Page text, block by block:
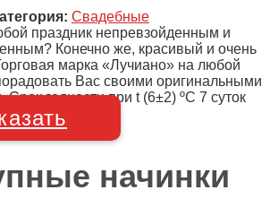
Свадебные
праздник непревзойденным и
Конечно же, красивый и очень
марка «Лучиано» на любой
Вас своими оригинальными
годности при t (6±2) ºC 7 суток
начинки